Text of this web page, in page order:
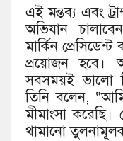
এই মন্তব্য এবং
অভিযান
মার্কিন
প্রয়োজন হবে।
সবসময়ই ভালো
তিনি বলেন,
মীমাংসা করেছি।
থামানো